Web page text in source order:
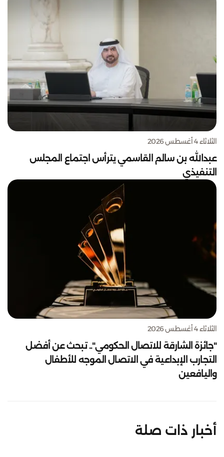
الثلاثاء 4 أغسطس 2026
عبدالله بن سالم القاسمي يترأس اجتماع المجلس
التنفيذي
الثلاثاء 4 أغسطس 2026
"جائزة الشارقة للاتصال الحكومي".. تبحث عن أفضل
التجارب الإبداعية في الاتصال الموجه للأطفال
واليافعين
أخبار ذات صلة